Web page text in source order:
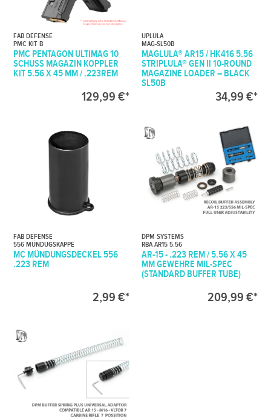
FAB DEFENSE
PMC KIT B
PMC PENTAGON ULTIMAG 10
SCHUSS MAGAZIN KOPPLER
KIT 5.56 X 45 MM / .223REM
129,99 €*
UPLULA
MAG-SL50B
MAGLULA® AR15 / HK416 5.56
STRIPLULA® GEN II 10-ROUND
MAGAZINE LOADER – BLACK
SL50B
34,99 €*
FAB DEFENSE
556 MÜNDUGSKAPPE
MC MÜNDUNGSDECKEL 556
.223 REM
2,99 €*
DPM SYSTEMS
RBA AR15 5.56
AR-15 - .223 REM / 5.56 X 45
MM GEWEHRE MIL-SPEC
(STANDARD BUFFER TUBE)
209,99 €*